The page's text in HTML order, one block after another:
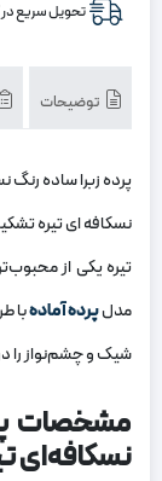
تحویل سریع
توضیحات
پرده زبرا ساده رنگ
نسکافه ای تیره
تیره یکی از
مدلپرده آمادهبا
شیک و چشم‌نواز را
مشخصات
نسکافه‌ای